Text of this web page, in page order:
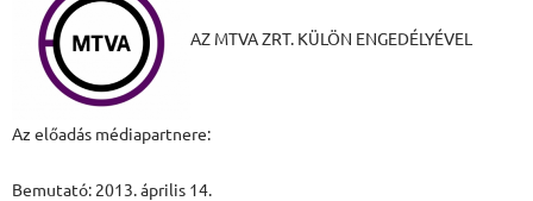
AZ MTVA ZRT. KÜLÖN ENGEDÉLYÉVEL
Az előadás médiapartnere:
Bemutató: 2013. április 14.